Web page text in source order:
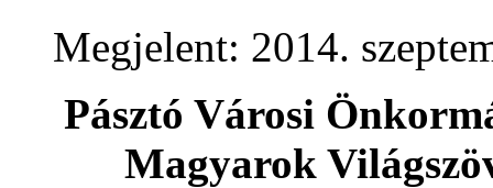
Megjelent: 2014.
Pásztó Városi
Magyarok